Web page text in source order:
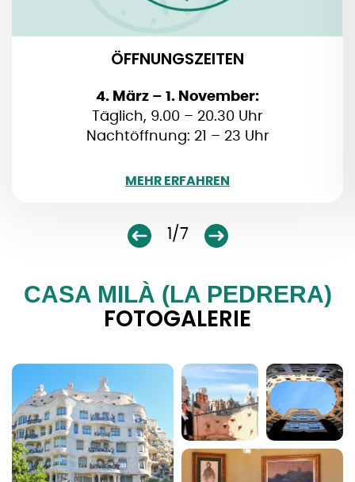
ÖFFNUNGSZEITEN
4. März – 1. November:
Täglich, 9.00 – 20.30 Uhr
Nachtöffnung: 21 – 23 Uhr
MEHR ERFAHREN
WENIGER
1/7
CASA MILÀ (LA PEDRERA)
FOTOGALERIE